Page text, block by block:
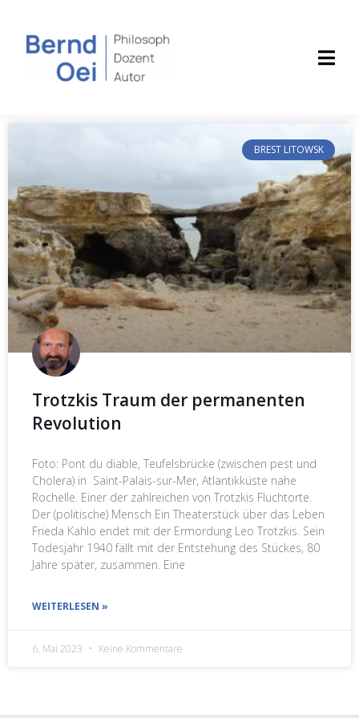
BREST LITOWSK
Trotzkis Traum der permanenten
Revolution
Foto: Pont du diable, Teufelsbrücke (zwischen pest und
Cholera) in Saint-Palais-sur-Mer, Atlantikküste nahe
Rochelle. Einer der zahlreichen von Trotzkis Fluchtorte.
Der (politische) Mensch Ein Theaterstück über das Leben
Frieda Kahlo endet mit der Ermordung Leo Trotzkis. Sein
Todesjahr 1940 fällt mit der Entstehung des Stückes, 80
Jahre später, zusammen. Eine
WEITERLESEN »
6. Mai 2023 Keine Kommentare